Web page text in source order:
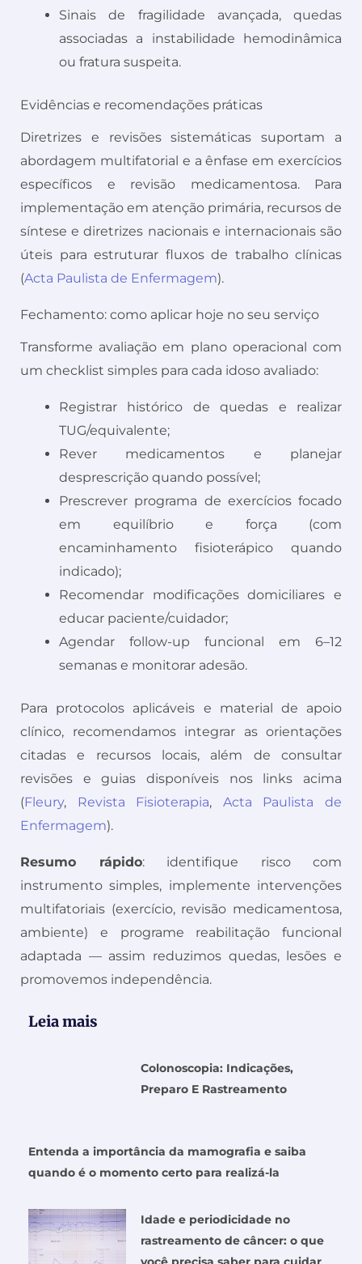
Sinais de fragilidade avançada, quedas
associadas a instabilidade hemodinâmica
ou fratura suspeita.
Evidências e recomendações práticas
Diretrizes e revisões sistemáticas suportam a
abordagem multifatorial e a ênfase em exercícios
específicos e revisão medicamentosa. Para
implementação em atenção primária, recursos de
síntese e diretrizes nacionais e internacionais são
úteis para estruturar fluxos de trabalho clínicas
(Acta Paulista de Enfermagem).
Fechamento: como aplicar hoje no seu serviço
Transforme avaliação em plano operacional com
um checklist simples para cada idoso avaliado:
Registrar histórico de quedas e realizar
TUG/equivalente;
Rever medicamentos e planejar
desprescrição quando possível;
Prescrever programa de exercícios focado
em equilíbrio e força (com
encaminhamento fisioterápico quando
indicado);
Recomendar modificações domiciliares e
educar paciente/cuidador;
Agendar follow-up funcional em 6–12
semanas e monitorar adesão.
Para protocolos aplicáveis e material de apoio
clínico, recomendamos integrar as orientações
citadas e recursos locais, além de consultar
revisões e guias disponíveis nos links acima
(Fleury, Revista Fisioterapia, Acta Paulista de
Enfermagem).
Resumo rápido: identifique risco com
instrumento simples, implemente intervenções
multifatoriais (exercício, revisão medicamentosa,
ambiente) e programe reabilitação funcional
adaptada — assim reduzimos quedas, lesões e
promovemos independência.
Leia mais
Colonoscopia: Indicações,
Preparo E Rastreamento
Entenda a importância da mamografia e saiba
quando é o momento certo para realizá-la
Idade e periodicidade no
rastreamento de câncer: o que